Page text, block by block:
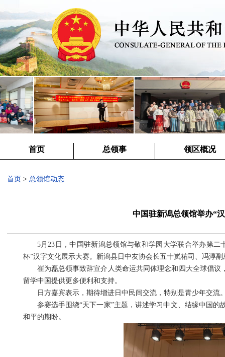
首页 总领事 领区概况
首页 > 总领馆动态
中国驻新潟总领馆举办“
5月23日，中国驻新潟总领馆与敬和学园大学联合举办第二
杯”汉字文化展示大赛。新潟县日中友协会长五十岚祐司、冯淳
崔为磊总领事致辞宣介人类命运共同体理念和四大全球倡议
留学中国提供更多便利和支持。
日方嘉宾表示，期待增进日中民间交流，特别是青少年交流
参赛选手围绕“天下一家”主题，讲述学习中文、结缘中国的
和平的期盼。